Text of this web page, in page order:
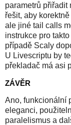
parametrů přiřadit
řešit, aby
ale jiné tail calls
instrukce pro
případě Scaly
U Livescriptu by
překladač má asi
ZÁVĚR
Ano, funkcionální
eleganci,
paralelismus a